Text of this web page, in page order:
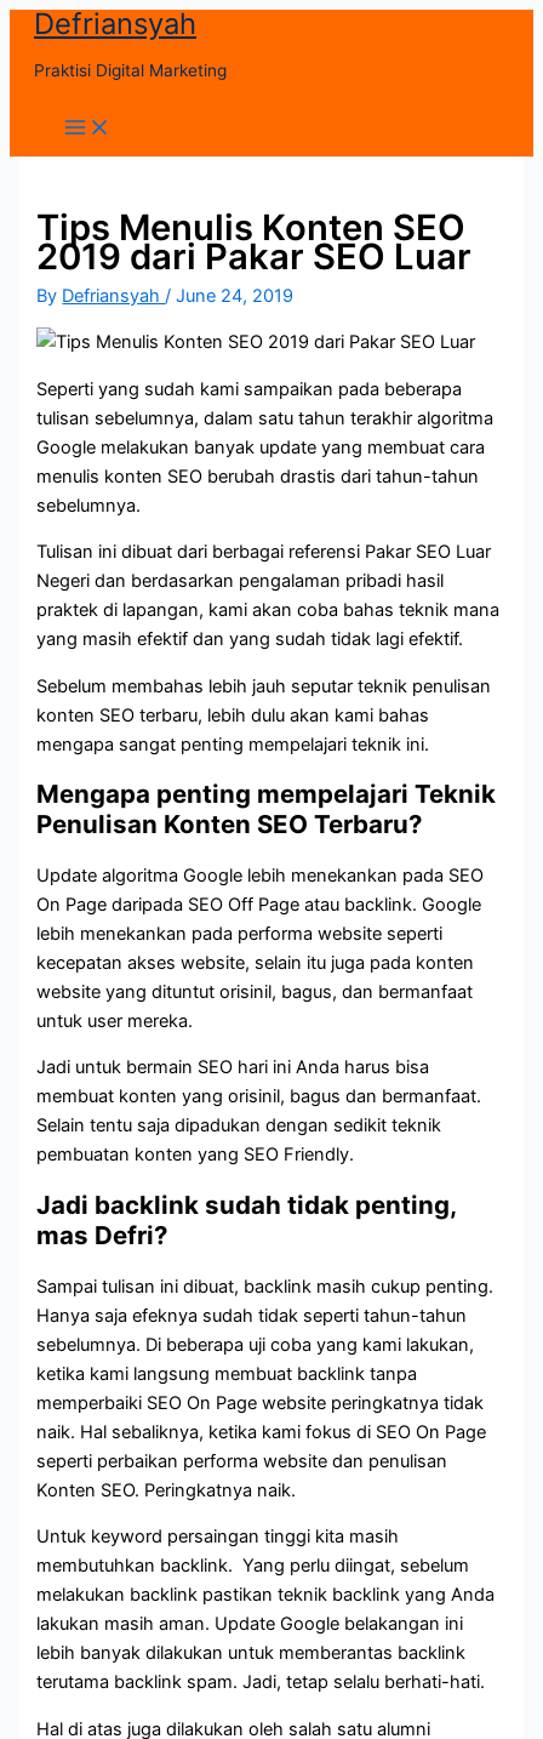
Skip
content
Defriansyah
Praktisi Digital Marketing
Main
Menu
Tips Menulis Konten SEO
2019 dari Pakar SEO Luar
By Defriansyah/June 24, 2019
Seperti yang sudah kami sampaikan pada beberapa
tulisan sebelumnya, dalam satu tahun terakhir algoritma
Google melakukan banyak update yang membuat cara
menulis konten SEO berubah drastis dari tahun-tahun
sebelumnya.
Tulisan ini dibuat dari berbagai referensi Pakar SEO Luar
Negeri dan berdasarkan pengalaman pribadi hasil
praktek di lapangan, kami akan coba bahas teknik mana
yang masih efektif dan yang sudah tidak lagi efektif.
Sebelum membahas lebih jauh seputar teknik penulisan
konten SEO terbaru, lebih dulu akan kami bahas
mengapa sangat penting mempelajari teknik ini.
Mengapa penting mempelajari Teknik
Penulisan Konten SEO Terbaru?
Update algoritma Google lebih menekankan pada SEO
On Page daripada SEO Off Page atau backlink. Google
lebih menekankan pada performa website seperti
kecepatan akses website, selain itu juga pada konten
website yang dituntut orisinil, bagus, dan bermanfaat
untuk user mereka.
Jadi untuk bermain SEO hari ini Anda harus bisa
membuat konten yang orisinil, bagus dan bermanfaat.
Selain tentu saja dipadukan dengan sedikit teknik
pembuatan konten yang SEO Friendly.
Jadi backlink sudah tidak penting,
mas Defri?
Sampai tulisan ini dibuat, backlink masih cukup penting.
Hanya saja efeknya sudah tidak seperti tahun-tahun
sebelumnya. Di beberapa uji coba yang kami lakukan,
ketika kami langsung membuat backlink tanpa
memperbaiki SEO On Page website peringkatnya tidak
naik. Hal sebaliknya, ketika kami fokus di SEO On Page
seperti perbaikan performa website dan penulisan
Konten SEO. Peringkatnya naik.
Untuk keyword persaingan tinggi kita masih
membutuhkan backlink. Yang perlu diingat, sebelum
melakukan backlink pastikan teknik backlink yang Anda
lakukan masih aman. Update Google belakangan ini
lebih banyak dilakukan untuk memberantas backlink
terutama backlink spam. Jadi, tetap selalu berhati-hati.
Hal di atas juga dilakukan oleh salah satu alumni